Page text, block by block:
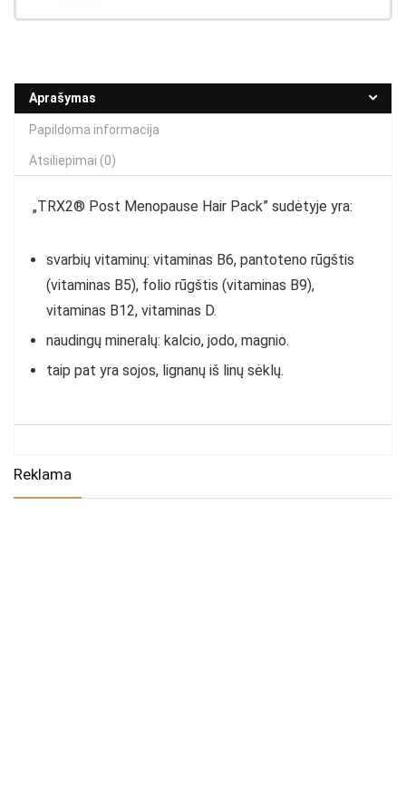
Aprašymas
Papildoma informacija
Atsiliepimai (0)
„TRX2® Post Menopause Hair Pack” sudėtyje yra:
svarbių vitaminų: vitaminas B6, pantoteno rūgštis
(vitaminas B5), folio rūgštis (vitaminas B9),
vitaminas B12, vitaminas D.
naudingų mineralų: kalcio, jodo, magnio.
taip pat yra sojos, lignanų iš linų sėklų.
Reklama